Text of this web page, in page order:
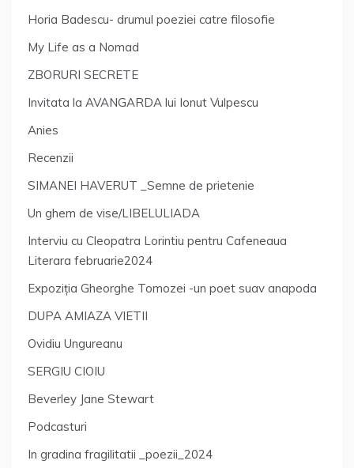
Horia Badescu- drumul poeziei catre filosofie
My Life as a Nomad
ZBORURI SECRETE
Invitata la AVANGARDA lui Ionut Vulpescu
Anies
Recenzii
SIMANEI HAVERUT _Semne de prietenie
Un ghem de vise/LIBELULIADA
Interviu cu Cleopatra Lorintiu pentru Cafeneaua
Literara februarie2024
Expoziția Gheorghe Tomozei -un poet suav anapoda
DUPA AMIAZA VIETII
Ovidiu Ungureanu
SERGIU CIOIU
Beverley Jane Stewart
Podcasturi
In gradina fragilitatii _poezii_2024